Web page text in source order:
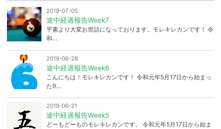
2019-07-05
途中経過報告Week7
平素より大変お世話になっております。モレキレカンです！ 令
和…
2019-06-28
途中経過報告Week6
こんにちは！モレキレカンです！ 令和元年5月17日から始まっ
た9…
2019-06-21
途中経過報告Week5
どーもどーものモレキレカンです。 令和元年5月17日から始ま